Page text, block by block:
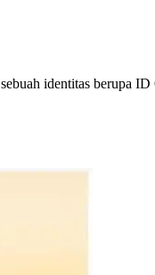
identitas berupa